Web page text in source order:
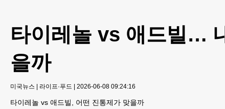
타이레놀 vs 애드빌…
을까
미국뉴스 | 라이프·푸드 | 2026-06-08 09:24:16
타이레놀 vs 애드빌, 어떤 진통제가 맞을까